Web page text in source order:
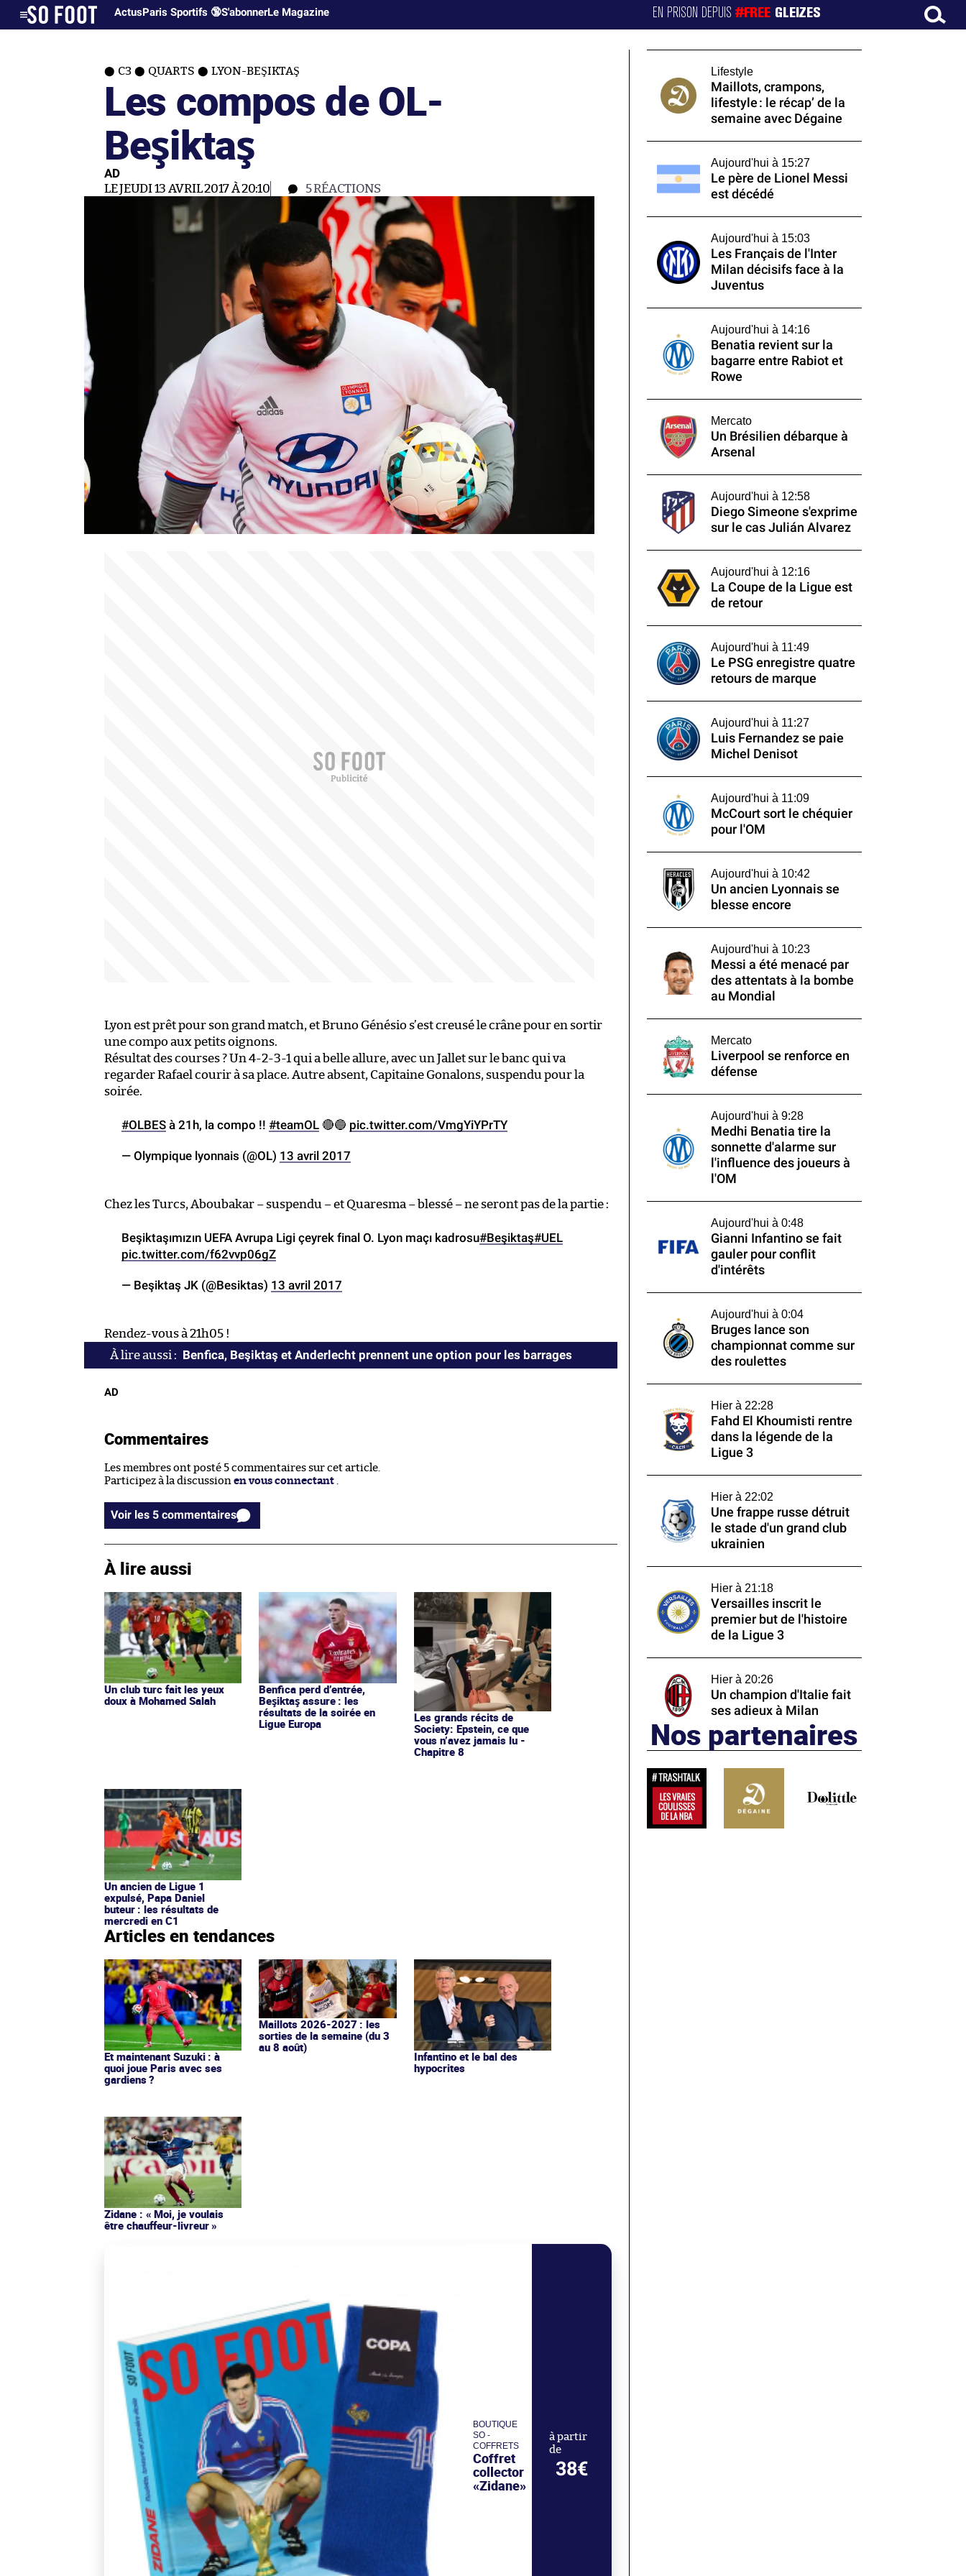
ActusParis Sportifs 🔞S'abonnerLe Magazine EN PRISON DEPUIS#FREE GLEIZES
C3 QUARTS LYON-BEŞIKTAŞ
Les compos de OL-
Beşiktaş
AD
LE JEUDI 13 AVRIL 2017 À 20:10 5RÉACTIONS
Lyon est prêt pour son grand match, et Bruno Génésio s’est creusé le crâne pour en sortir
une compo aux petits oignons.
Résultat des courses ? Un 4-2-3-1 qui a belle allure, avec un Jallet sur le banc qui va
regarder Rafael courir à sa place. Autre absent, Capitaine Gonalons, suspendu pour la
soirée.
#OLBES à 21h, la compo !! #teamOL 🔴🔵 pic.twitter.com/VmgYiYPrTY
— Olympique lyonnais (@OL) 13 avril 2017
Chez les Turcs, Aboubakar – suspendu – et Quaresma – blessé – ne seront pas de la partie :
Beşiktaşımızın UEFA Avrupa Ligi çeyrek final O. Lyon maçı kadrosu#Beşiktaş#UEL
pic.twitter.com/f62vvp06gZ
— Beşiktaş JK (@Besiktas) 13 avril 2017
Rendez-vous à 21h05 !
Benfica, Beşiktaş et Anderlecht prennent une option pour les barrages
AD
Commentaires
Les membres ont posté 5 commentaires sur cet article.
Participez à la discussion en vous connectant
Voir les 5 commentaires
À lire aussi
Un club turc fait les yeux
doux à Mohamed Salah
Benfica perd d’entrée,
Beşiktaş assure : les
résultats de la soirée en
Ligue Europa
Les grands récits de
Society: Epstein, ce que
vous n’avez jamais lu -
Chapitre 8
Un ancien de Ligue 1
expulsé, Papa Daniel
buteur : les résultats de
mercredi en C1
Articles en tendances
Et maintenant Suzuki : à
quoi joue Paris avec ses
gardiens ?
Maillots 2026-2027 : les
sorties de la semaine (du 3
au 8 août)
Infantino et le bal des
hypocrites
Zidane : « Moi, je voulais
être chauffeur-livreur »
BOUTIQUE
SO -
COFFRETS
Coffret
collector
«Zidane»
à partir
de
38€
Lifestyle
Maillots, crampons,
lifestyle : le récap’ de la
semaine avec Dégaine
Aujourd'hui à 15:27
Le père de Lionel Messi
est décédé
Aujourd'hui à 15:03
Les Français de l'Inter
Milan décisifs face à la
Juventus
Aujourd'hui à 14:16
Benatia revient sur la
bagarre entre Rabiot et
Rowe
Mercato
Un Brésilien débarque à
Arsenal
Aujourd'hui à 12:58
Diego Simeone s'exprime
sur le cas Julián Alvarez
Aujourd'hui à 12:16
La Coupe de la Ligue est
de retour
Aujourd'hui à 11:49
Le PSG enregistre quatre
retours de marque
Aujourd'hui à 11:27
Luis Fernandez se paie
Michel Denisot
Aujourd'hui à 11:09
McCourt sort le chéquier
pour l'OM
Aujourd'hui à 10:42
Un ancien Lyonnais se
blesse encore
Aujourd'hui à 10:23
Messi a été menacé par
des attentats à la bombe
au Mondial
Mercato
Liverpool se renforce en
défense
Aujourd'hui à 9:28
Medhi Benatia tire la
sonnette d'alarme sur
l'influence des joueurs à
l'OM
Aujourd'hui à 0:48
Gianni Infantino se fait
gauler pour conflit
d'intérêts
Aujourd'hui à 0:04
Bruges lance son
championnat comme sur
des roulettes
Hier à 22:28
Fahd El Khoumisti rentre
dans la légende de la
Ligue 3
Hier à 22:02
Une frappe russe détruit
le stade d'un grand club
ukrainien
Hier à 21:18
Versailles inscrit le
premier but de l'histoire
de la Ligue 3
Hier à 20:26
Un champion d'Italie fait
ses adieux à Milan
Nos partenaires